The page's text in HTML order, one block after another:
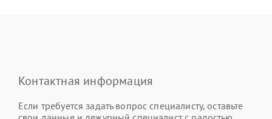
Контактная информация
Если требуется задать вопрос специалисту, оставьте